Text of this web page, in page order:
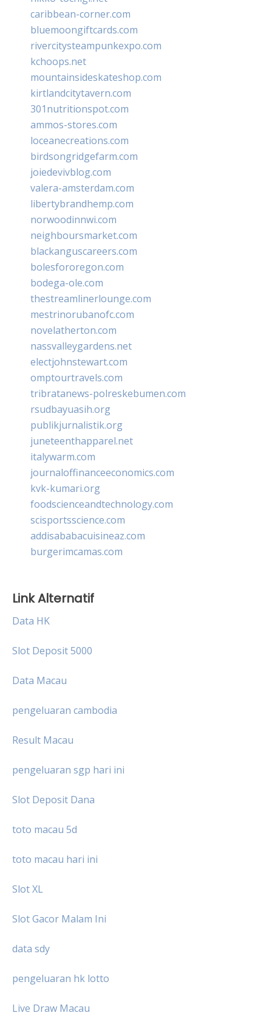
caribbean-corner.com
bluemoongiftcards.com
rivercitysteampunkexpo.com
kchoops.net
mountainsideskateshop.com
kirtlandcitytavern.com
301nutritionspot.com
ammos-stores.com
loceanecreations.com
birdsongridgefarm.com
joiedevivblog.com
valera-amsterdam.com
libertybrandhemp.com
norwoodinnwi.com
neighboursmarket.com
blackanguscareers.com
bolesfororegon.com
bodega-ole.com
thestreamlinerlounge.com
mestrinorubanofc.com
novelatherton.com
nassvalleygardens.net
electjohnstewart.com
omptourtravels.com
tribratanews-polreskebumen.com
rsudbayuasih.org
publikjurnalistik.org
juneteenthapparel.net
italywarm.com
journaloffinanceeconomics.com
kvk-kumari.org
foodscienceandtechnology.com
scisportsscience.com
addisababacuisineaz.com
burgerimcamas.com
Link Alternatif
Data HK
Slot Deposit 5000
Data Macau
pengeluaran cambodia
Result Macau
pengeluaran sgp hari ini
Slot Deposit Dana
toto macau 5d
toto macau hari ini
Slot XL
Slot Gacor Malam Ini
data sdy
pengeluaran hk lotto
Live Draw Macau